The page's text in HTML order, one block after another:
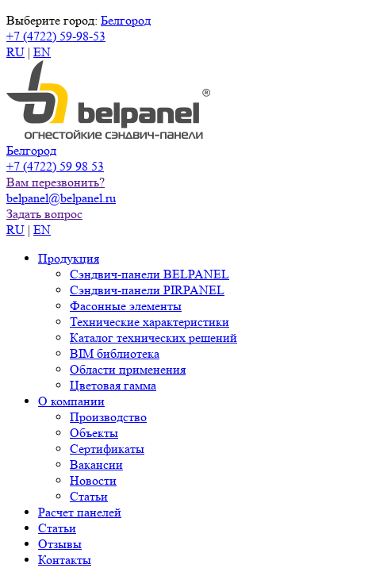
Выберите город: Белгород
+7 (4722) 59-98-53
RU | EN
Белгород
+7 (4722) 59 98 53
Вам перезвонить?
belpanel@belpanel.ru
Задать вопрос
RU | EN
Продукция
Сэндвич-панели BELPANEL
Сэндвич-панели PIRPANEL
Фасонные элементы
Технические характеристики
Каталог технических решений
BIM библиотека
Области применения
Цветовая гамма
О компании
Производство
Объекты
Сертификаты
Вакансии
Новости
Статьи
Расчет панелей
Статьи
Отзывы
Контакты